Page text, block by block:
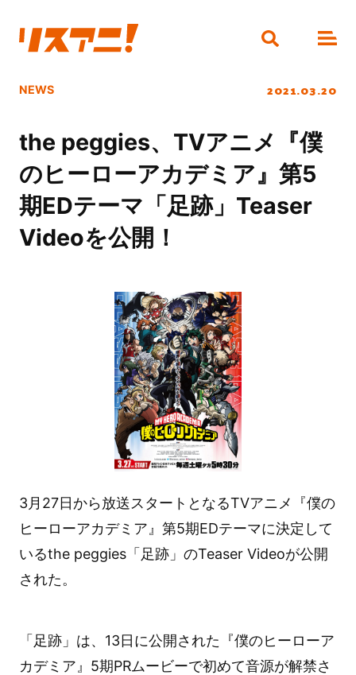
NEWS 2021.03.20
the peggies、TVアニメ『僕
のヒーローアカデミア』第5
期EDテーマ「足跡」Teaser
Videoを公開！
3月27日から放送スタートとなるTVアニメ『僕の
ヒーローアカデミア』第5期EDテーマに決定して
いるthe peggies「足跡」のTeaser Videoが公開
された。
「足跡」は、13日に公開された『僕のヒーローア
カデミア』5期PRムービーで初めて音源が解禁さ